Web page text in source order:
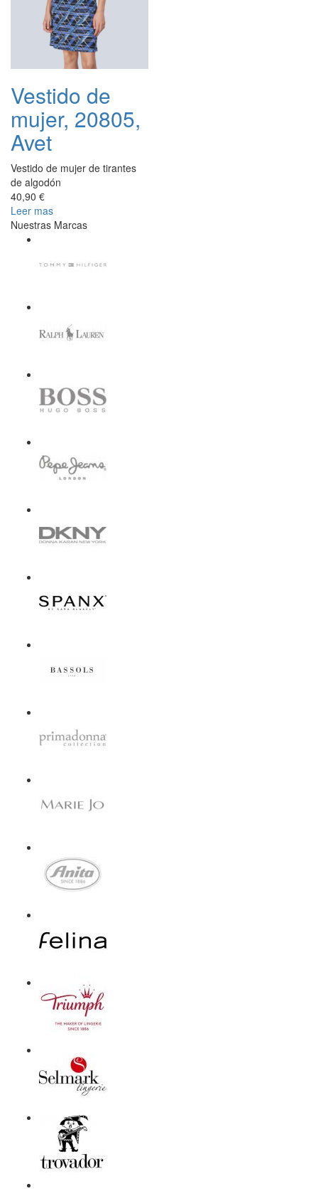
Vestido de
mujer, 20805,
Avet
Vestido de mujer de tirantes
de algodón
40,90 €
Leer mas
Nuestras Marcas